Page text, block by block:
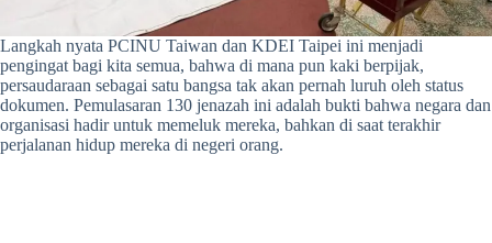
Langkah nyata PCINU Taiwan dan KDEI Taipei ini menjadi
pengingat bagi kita semua, bahwa di mana pun kaki berpijak,
persaudaraan sebagai satu bangsa tak akan pernah luruh oleh status
dokumen. Pemulasaran 130 jenazah ini adalah bukti bahwa negara dan
organisasi hadir untuk memeluk mereka, bahkan di saat terakhir
perjalanan hidup mereka di negeri orang.